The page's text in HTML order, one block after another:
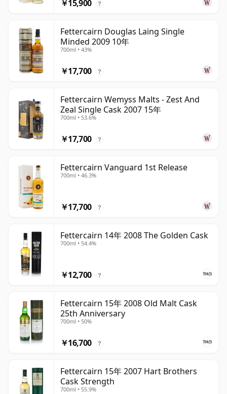
￥15,900 ?
Fettercairn Douglas Laing Single
Minded 2009 10年
700ml • 43%
￥17,700 ?
Fettercairn Wemyss Malts - Zest And
Zeal Single Cask 2007 15年
700ml • 53.6%
￥17,700 ?
Fettercairn Vanguard 1st Release
700ml • 46.3%
￥17,700 ?
Fettercairn 14年 2008 The Golden Cask
700ml • 54.4%
￥12,700 ?
Fettercairn 15年 2008 Old Malt Cask
25th Anniversary
700ml • 50%
￥16,700 ?
Fettercairn 15年 2007 Hart Brothers
Cask Strength
700ml • 55.9%